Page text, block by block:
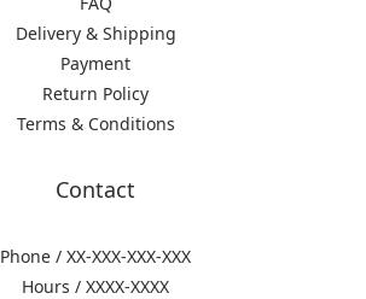
Delivery & Shipping
Payment
Return Policy
Terms & Conditions
Contact
Phone / XX-XXX-XXX-XXX
Hours / XXXX-XXXX